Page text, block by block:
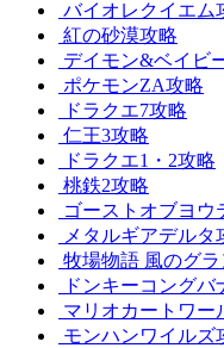
バイオレクイエム
紅の砂漠攻略
デイモン&ベイビ
ポケモンZA攻略
ドラクエ7攻略
仁王3攻略
ドラクエ1・2攻略
桃鉄2攻略
ゴーストオブヨウ
メタルギアデルタ
牧場物語 風のグ
ドンキーコングバ
マリオカートワー
モンハンワイルズ